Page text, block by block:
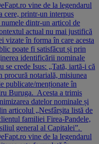
vine de la legendarul
cere, printr-un interpus
numele dintr-un articol de
actual nu mai justifică
vizate în forma în care acesta
poate fi satisfăcut și prin
identificării nominale
se crede Isus: „Tată, iartă-i că
procură notarială, misiunea
publicate/menționate în
Buruga. Acesta a trimis
datelor nominale și
articolul „Nesfârșita listă de
familiei Firea-Pandele,
general al Capitalei”.
vine de la legendarul